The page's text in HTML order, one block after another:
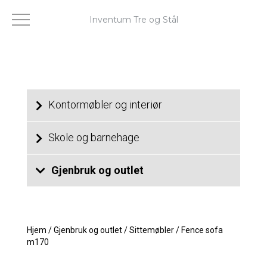
Kontormøbler og interiør
Skole og barnehage
Gjenbruk og outlet
Hjem / Gjenbruk og outlet / Sittemøbler /Fence sofa
m170
Inventum Tre og Stål